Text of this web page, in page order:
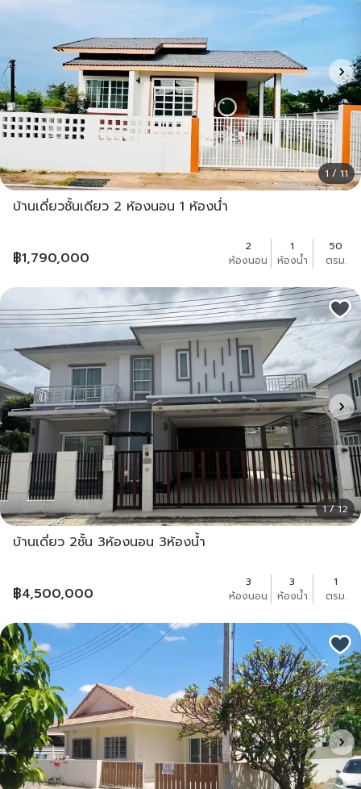
1 / 11
บ้านเดี่ยวชั้นเดียว 2 ห้องนอน 1 ห้องน่ำ
฿1,790,000
2
ห้องนอน
1
ห้องน้ำ
50
ตรม.
1 / 12
บ้านเดี่ยว 2ชั้น 3ห้องนอน 3ห้องน้ำ
฿4,500,000
3
ห้องนอน
3
ห้องน้ำ
1
ตรม.